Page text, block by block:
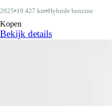
2025 19.427 km Hybride benzine
Kopen
Bekijk details